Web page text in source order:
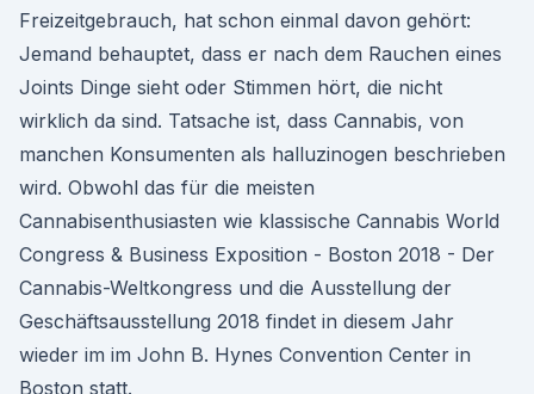
Freizeitgebrauch, hat schon einmal davon gehört:
Jemand behauptet, dass er nach dem Rauchen eines
Joints Dinge sieht oder Stimmen hört, die nicht
wirklich da sind. Tatsache ist, dass Cannabis, von
manchen Konsumenten als halluzinogen beschrieben
wird. Obwohl das für die meisten
Cannabisenthusiasten wie klassische Cannabis World
Congress & Business Exposition - Boston 2018 - Der
Cannabis-Weltkongress und die Ausstellung der
Geschäftsausstellung 2018 findet in diesem Jahr
wieder im im John B. Hynes Convention Center in
Boston statt.